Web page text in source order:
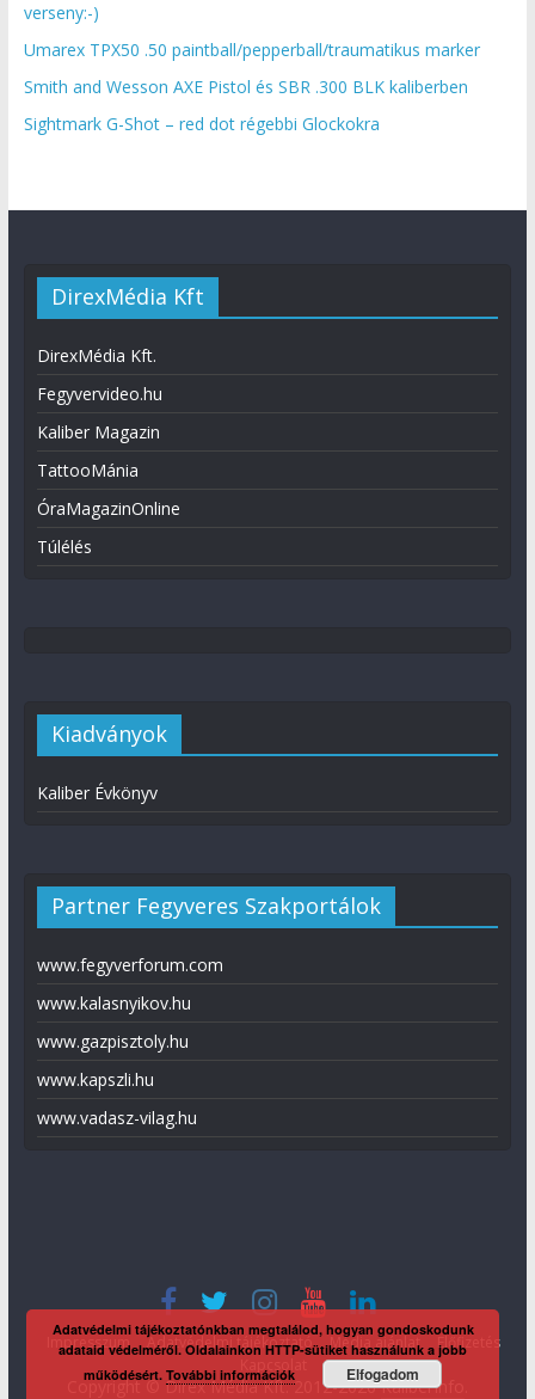
verseny:-)
Umarex TPX50 .50 paintball/pepperball/traumatikus marker
Smith and Wesson AXE Pistol és SBR .300 BLK kaliberben
Sightmark G-Shot – red dot régebbi Glockokra
DirexMédia Kft
DirexMédia Kft.
Fegyvervideo.hu
Kaliber Magazin
TattooMánia
ÓraMagazinOnline
Túlélés
Kiadványok
Kaliber Évkönyv
Partner Fegyveres Szakportálok
www.fegyverforum.com
www.kalasnyikov.hu
www.gazpisztoly.hu
www.kapszli.hu
www.vadasz-vilag.hu
Impresszum Adatvédelmi tájékoztató Média ajánlat
Előfizetés
Copyright © Direx Média Kft. 2012-2026KaliberInfo
Adatvédelmi tájékoztatónkban megtalálod, hogyan gondoskodunk
adataid védelméről. Oldalainkon HTTP-sütiket használunk a jobb
működésért.További információk Elfogadom